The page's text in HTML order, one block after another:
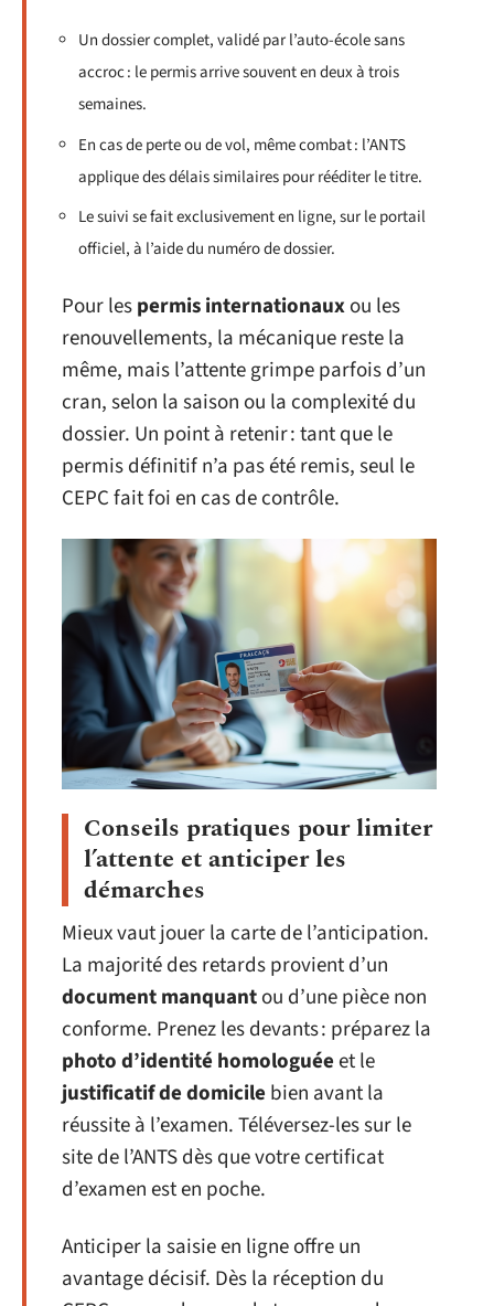
Un dossier complet, validé par l’auto-école sans
accroc : le permis arrive souvent en deux à trois
semaines.
En cas de perte ou de vol, même combat : l’ANTS
applique des délais similaires pour rééditer le titre.
Le suivi se fait exclusivement en ligne, sur le portail
officiel, à l’aide du numéro de dossier.
Pour lespermis internationauxou les
renouvellements, la mécanique reste la
même, mais l’attente grimpe parfois d’un
cran, selon la saison ou la complexité du
dossier. Un point à retenir : tant que le
permis définitif n’a pas été remis, seul le
CEPC fait foi en cas de contrôle.
Conseils pratiques pour limiter
l’attente et anticiper les
démarches
Mieux vaut jouer la carte de l’anticipation.
La majorité des retards provient d’un
document manquantou d’une pièce non
conforme. Prenez les devants : préparez la
photo d’identité homologuéeet le
justificatif de domicile bien avant la
réussite à l’examen. Téléversez-les sur le
site de l’ANTS dès que votre certificat
d’examen est en poche.
Anticiper la saisie en ligne offre un
avantage décisif. Dès la réception du